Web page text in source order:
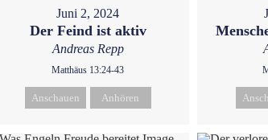
Juni 2, 2024
Der Feind ist aktiv
Andreas Repp
Matthäus 13:24-43
Anschauen Anhören